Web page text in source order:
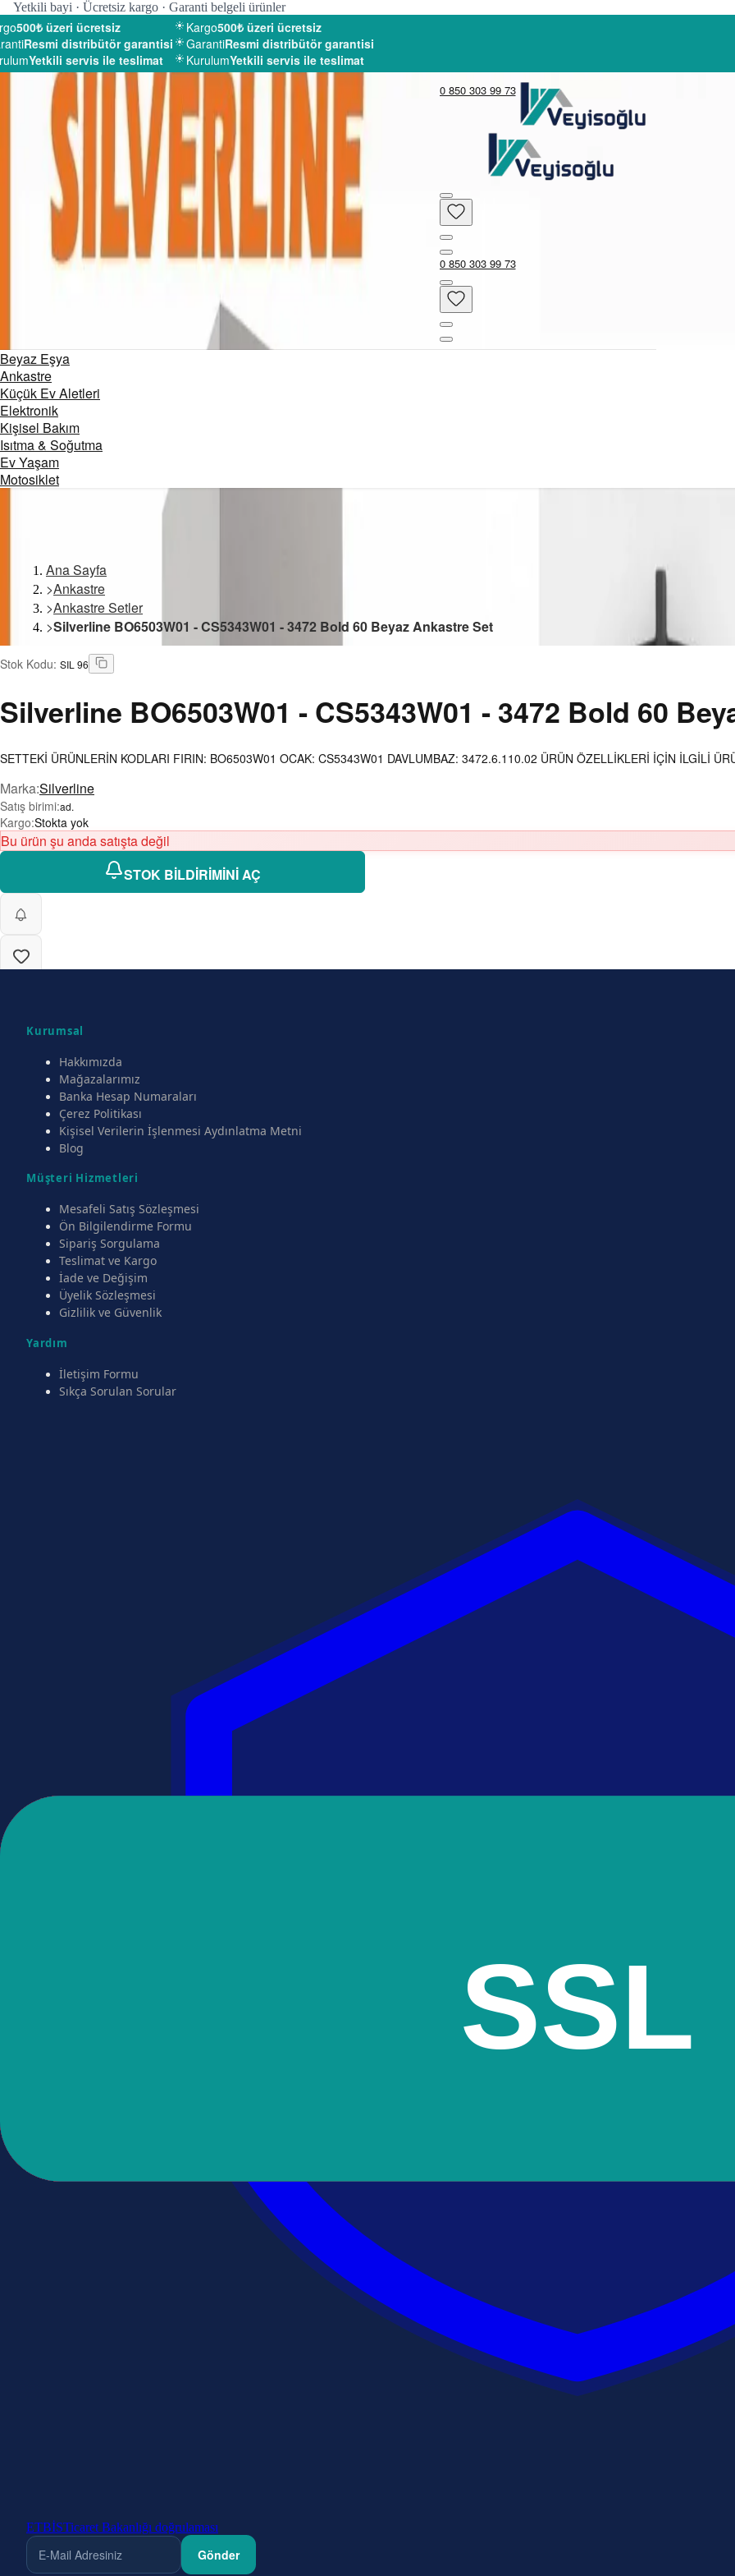
Yetkili bayi · Ücretsiz kargo · Garanti belgeli ürünler
500₺ üzeri ücretsiz
Resmi distribütör garantisi
Yetkili servis ile teslimat
Kargo500₺ üzeri ücretsiz
GarantiResmi distribütör garantisi
KurulumYetkili servis ile teslimat
0 850 303 99 73
0 850 303 99 73
Beyaz Eşya
Ankastre
Küçük Ev Aletleri
Elektronik
Kişisel Bakım
Isıtma & Soğutma
Ev Yaşam
Motosiklet
Ana Sayfa
>Ankastre
>Ankastre Setler
>Silverline BO6503W01 - CS5343W01 - 3472 Bold 60 Beyaz Ankastre Set
Stok Kodu: SIL 96
Silverline BO6503W01 - CS5343W01 - 3472 Bold 60
SETTEKİ ÜRÜNLERİN KODLARI FIRIN: BO6503W01 OCAK: CS5343W01 DAVLUMBAZ: 3472.6.110.02 ÜRÜN ÖZELLİKLERİ İÇİN İLGİLİ
Marka:Silverline
Satış birimi:ad.
Kargo:Stokta yok
Bu ürün şu anda satışta değil
STOK BİLDİRİMİNİ AÇ
Kurumsal
Hakkımızda
Mağazalarımız
Banka Hesap Numaraları
Çerez Politikası
Kişisel Verilerin İşlenmesi Aydınlatma Metni
Blog
Müşteri Hizmetleri
Mesafeli Satış Sözleşmesi
Ön Bilgilendirme Formu
Sipariş Sorgulama
Teslimat ve Kargo
İade ve Değişim
Üyelik Sözleşmesi
Gizlilik ve Güvenlik
Yardım
İletişim Formu
Sıkça Sorulan Sorular
ETBİSTicaret Bakanlığı doğrulaması
Gönder